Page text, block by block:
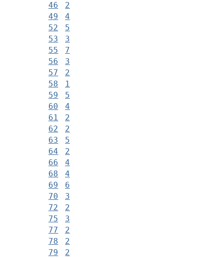
46
2
49
4
52
5
53
3
55
7
56
3
57
2
58
1
59
5
60
4
61
2
62
2
63
5
64
2
66
4
68
4
69
6
70
3
72
2
75
3
77
2
78
2
79
2